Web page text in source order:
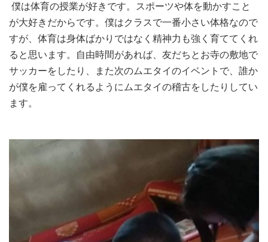
僕は体育の授業が好きです。スポーツや体を動かすこと
が大好きだからです。僕はクラスで一番小さい体格なので
すが、体育は身体ばかりではなく精神力も強く育ててくれ
ると思います。自由時間があれば、友だちとお寺の敷地で
サッカーをしたり、また次のムエタイのイベントで、誰か
が僕を雇ってくれるようにムエタイの稽古をしたりしてい
ます。